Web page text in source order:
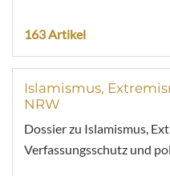
163 Artikel
Islamismus,
NRW
Dossier zu Islamismus,
Verfassungsschutz und